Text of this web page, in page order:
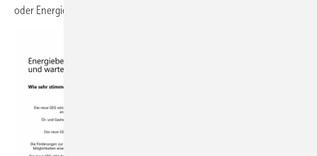
oder Energiesparen, überzeugen in der Kundenberatung stärker.